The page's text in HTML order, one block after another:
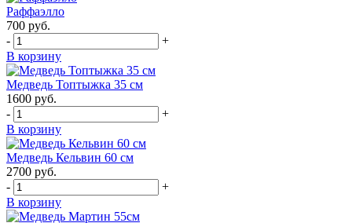
Раффаэлло
700 руб.
-
+
В корзину
Медведь Топтыжка 35 см
1600 руб.
-
+
В корзину
Медведь Кельвин 60 см
2700 руб.
-
+
В корзину